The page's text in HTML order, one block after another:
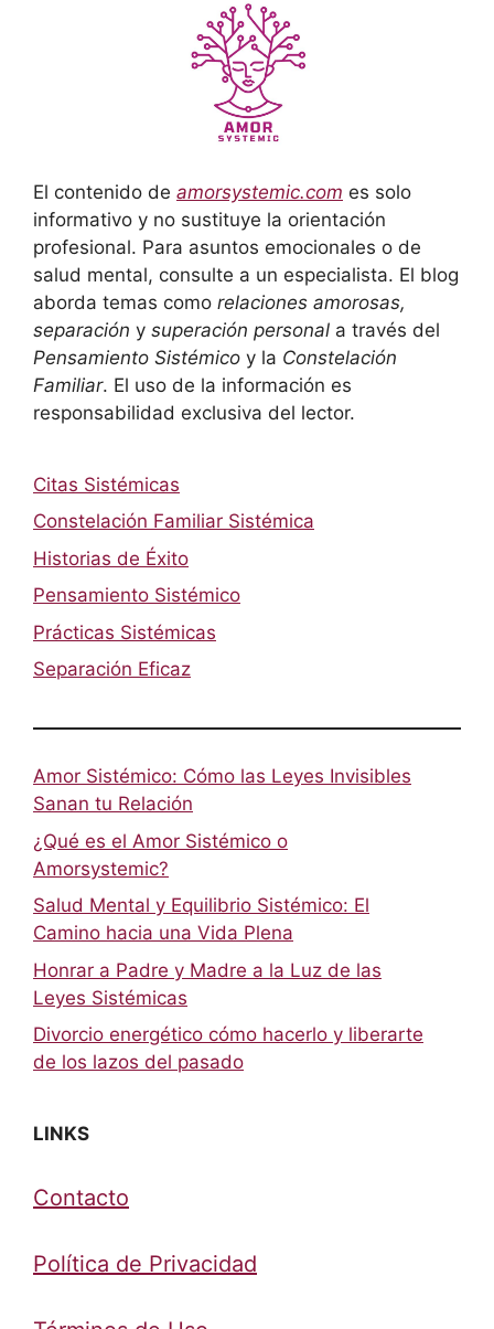
El contenido de amorsystemic.com es solo
informativo y no sustituye la orientación
profesional. Para asuntos emocionales o de
salud mental, consulte a un especialista. El blog
aborda temas como relaciones amorosas,
separación y superación personal a través del
Pensamiento Sistémico y la Constelación
Familiar. El uso de la información es
responsabilidad exclusiva del lector.
Citas Sistémicas
Constelación Familiar Sistémica
Historias de Éxito
Pensamiento Sistémico
Prácticas Sistémicas
Separación Eficaz
Amor Sistémico: Cómo las Leyes Invisibles
Sanan tu Relación
¿Qué es el Amor Sistémico o
Amorsystemic?
Salud Mental y Equilibrio Sistémico: El
Camino hacia una Vida Plena
Honrar a Padre y Madre a la Luz de las
Leyes Sistémicas
Divorcio energético cómo hacerlo y liberarte
de los lazos del pasado
LINKS
Contacto
Política de Privacidad